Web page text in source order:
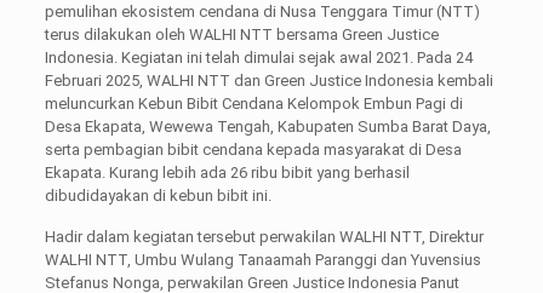
pemulihan ekosistem cendana di Nusa Tenggara Timur (NTT)
terus dilakukan oleh WALHI NTT bersama Green Justice
Indonesia. Kegiatan ini telah dimulai sejak awal 2021. Pada 24
Februari 2025, WALHI NTT dan Green Justice Indonesia kembali
meluncurkan Kebun Bibit Cendana Kelompok Embun Pagi di
Desa Ekapata, Wewewa Tengah, Kabupaten Sumba Barat Daya,
serta pembagian bibit cendana kepada masyarakat di Desa
Ekapata. Kurang lebih ada 26 ribu bibit yang berhasil
dibudidayakan di kebun bibit ini.
Hadir dalam kegiatan tersebut perwakilan WALHI NTT, Direktur
WALHI NTT, Umbu Wulang Tanaamah Paranggi dan Yuvensius
Stefanus Nonga, perwakilan Green Justice Indonesia Panut